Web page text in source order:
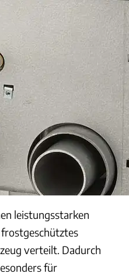
leistungsstarken
verteilt. Dadurch
für